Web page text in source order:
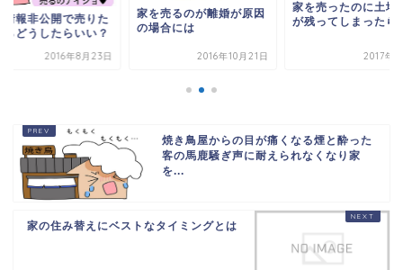
情報非公開で売りた
らどうしたらいい？
2016年8月23日
家を売るのが離婚が原因
の場合には
2016年10月21日
家を売ったのに土地
が残ってしまったら
2017年4
焼き鳥屋からの目が痛くなる煙と酔った
客の馬鹿騒ぎ声に耐えられなくなり家
を...
家の住み替えにベストなタイミングとは